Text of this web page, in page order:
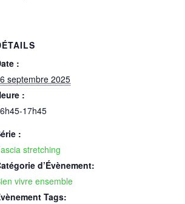
:
septembre 2025
:
17h45
:
stretching
d’Évènement:
vivre ensemble
Tags: